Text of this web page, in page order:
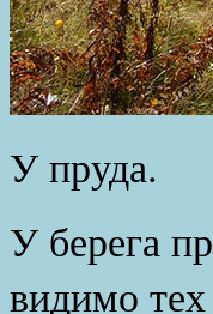
У пруда.
У берега
видимо